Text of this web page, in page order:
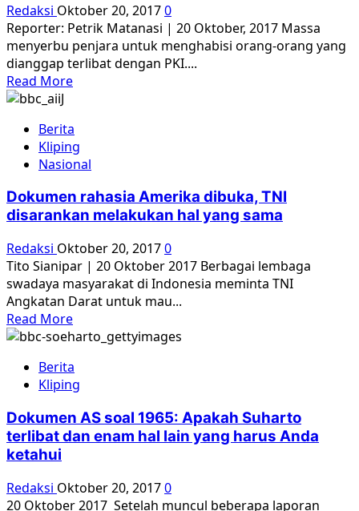
1965
Redaksi Oktober 20, 20170
Reporter: Petrik Matanasi | 20 Oktober, 2017 Massa
menyerbu penjara untuk menghabisi orang-orang yang
dianggap terlibat dengan PKI....
Read MoreRead
Arsip
Rahasia
AS:
Pembantaian
di
Bone
1965
Berita
Kliping
Nasional
Dokumen rahasia Amerika dibuka, TNI
disarankan melakukan hal yang sama
Redaksi Oktober 20, 20170
Tito Sianipar | 20 Oktober 2017 Berbagai lembaga
swadaya masyarakat di Indonesia meminta TNI
Angkatan Darat untuk mau...
Read MoreRead
more
Dokumen
rahasia
dibuka,
TNI
hal
Berita
Kliping
Dokumen AS soal 1965: Apakah Suharto
terlibat dan enam hal lain yang harus Anda
ketahui
Redaksi Oktober 20, 20170
20 Oktober 2017 Setelah muncul beberapa laporan